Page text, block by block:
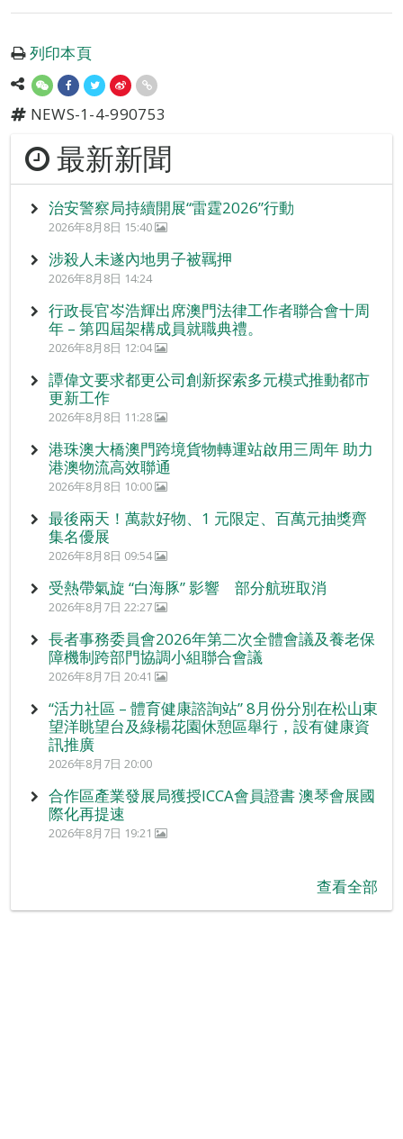
列印本頁
NEWS-1-4-990753
最新新聞
治安警察局持續開展“雷霆2026”行動
2026年8月8日 15:40
涉殺人未遂內地男子被羈押
2026年8月8日 14:24
行政長官岑浩輝出席澳門法律工作者聯合會十周
年 – 第四屆架構成員就職典禮。
2026年8月8日 12:04
譚偉文要求都更公司創新探索多元模式推動都市
更新工作
2026年8月8日 11:28
港珠澳大橋澳門跨境貨物轉運站啟用三周年 助力
港澳物流高效聯通
2026年8月8日 10:00
最後兩天！萬款好物、1 元限定、百萬元抽獎齊
集名優展
2026年8月8日 09:54
受熱帶氣旋 “白海豚” 影響 部分航班取消
2026年8月7日 22:27
長者事務委員會2026年第二次全體會議及養老保
障機制跨部門協調小組聯合會議
2026年8月7日 20:41
“活力社區 – 體育健康諮詢站” 8月份分別在松山東
望洋眺望台及綠楊花園休憩區舉行，設有健康資
訊推廣
2026年8月7日 20:00
合作區產業發展局獲授ICCA會員證書 澳琴會展國
際化再提速
2026年8月7日 19:21
查看全部